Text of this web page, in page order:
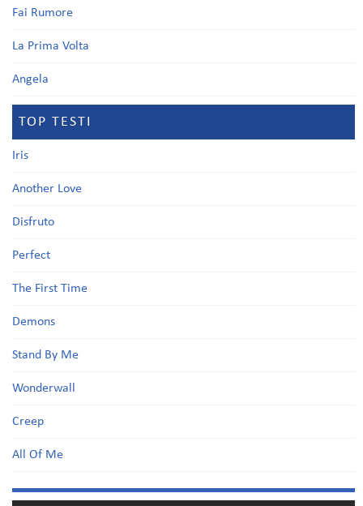
Fai Rumore
La Prima Volta
Angela
TOP TESTI
Iris
Another Love
Disfruto
Perfect
The First Time
Demons
Stand By Me
Wonderwall
Creep
All Of Me